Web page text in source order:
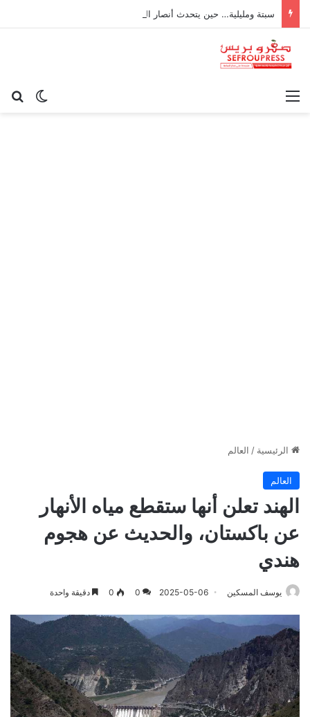
سبتة ومليلية… حين يتحدث أنصار الديمقراطية بلسان الاستعمار
الوضع القائمة
الرئيسية / العالم
العالم
الهند تعلن أنها ستقطع مياه الأنهار
عن باكستان، والحديث عن هجوم
هندي
يوسف المسكين 2025-05-06
0
0 دقيقة واحدة